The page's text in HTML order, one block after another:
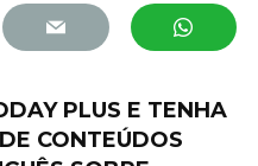
PLUS E TENHA
CONTEÚDOS